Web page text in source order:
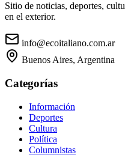
Sitio de noticias, deportes,
en el exterior.
info@ecoitaliano.com.ar
Buenos Aires, Argentina
Categorías
Información
Deportes
Cultura
Política
Columnistas